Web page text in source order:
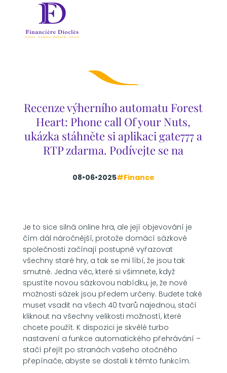
Recenze výherního automatu Forest
Heart: Phone call Of your Nuts,
ukázka stáhněte si aplikaci gate777 a
RTP zdarma. Podívejte se na
08•06•2025#Finance
Je to sice silná online hra, ale její objevování je
čím dál náročnější, protože domácí sázkové
společnosti začínají postupně vyřazovat
všechny staré hry, a tak se mi líbí, že jsou tak
smutné. Jedna věc, které si všimnete, když
spustíte novou sázkovou nabídku, je, že nové
možnosti sázek jsou předem určeny. Budete také
muset vsadit na všech 40 tvarů najednou, stačí
kliknout na všechny velikosti možností, které
chcete použít. K dispozici je skvělé turbo
nastavení a funkce automatického přehrávání –
stačí přejít po stranách vašeho otočného
přepínače, abyste se dostali k těmto funkcím.